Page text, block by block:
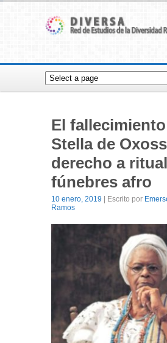
El
Stella de
derecho a
fúnebres afro
10 enero, 2019 | Escrito por
Ramos